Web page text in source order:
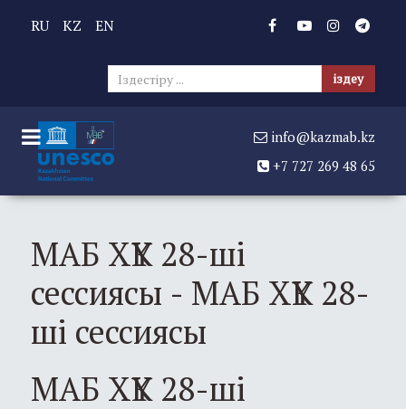
RU KZ EN
...
іздеу
info@kazmab.kz
+7 727 269 48 65
МАБ ХҮК 28-ші
сессиясы - МАБ ХҮК 28-
ші сессиясы
МАБ ХҮК 28-ші